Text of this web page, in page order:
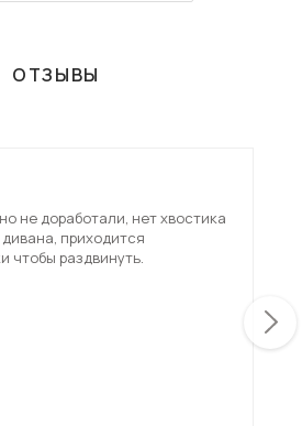
ОТЗЫВЫ
не доработали, нет хвостика
чтобы раздвинуть.